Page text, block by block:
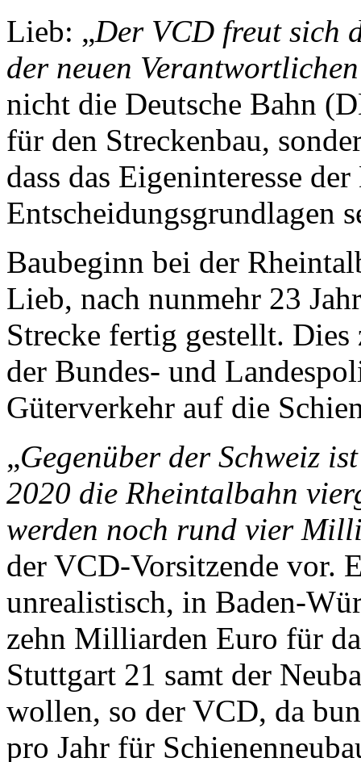
Lieb: „Der VCD freut sich
der neuen
nicht die Deutsche Bahn
für den Strecken­bau,
dass das Eigen­interesse
Ent­schei­dungs­grund­lagen
Baubeginn bei der
Lieb, nach nunmehr 23
Strecke fertig gestellt.
der Bundes- und
Güterverkehr auf die
„Gegenüber der Schweiz
2020 die Rheintalbahn
werden noch rund vier
der VCD-Vorsitzende vor.
unrealistisch, in Baden-
zehn Milliarden Euro für
Stuttgart 21 samt der
wollen, so der VCD, da
pro Jahr für